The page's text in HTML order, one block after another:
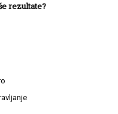
rezultate?